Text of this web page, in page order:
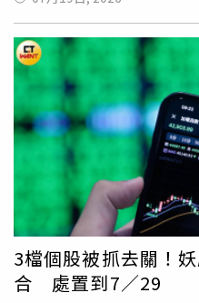
或週領薪）等工作機會，利
大量資金。「165全民防騙
驟「養套殺」，先給小額佣
多資金「代購商品」，最後
人間蒸發，讓民眾血本無歸
醒，不要相信高薪、零門檻
報酬必有高風險；切勿提供
才能工作；提供帳戶可能
3檔個股被抓去關！
合 處置到7／29